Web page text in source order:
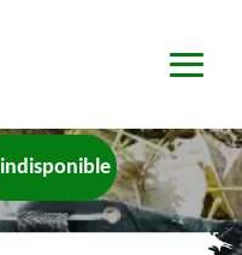
indisponible